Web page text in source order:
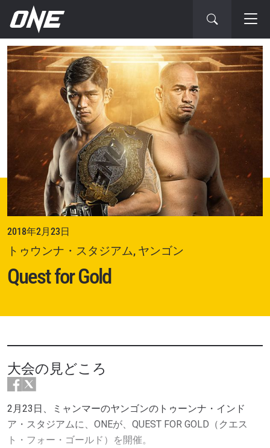
次
の
大
会
2018年2月23日
トゥウンナ・スタジアム, ヤンゴン
Quest for Gold
大会の見どころ
2月23日、ミャンマーのヤンゴンのトゥーンナ・インド
ア・スタジアムに、ONEが、QUEST FOR GOLD（クエス
ト・フォー・ゴールド）を開催。